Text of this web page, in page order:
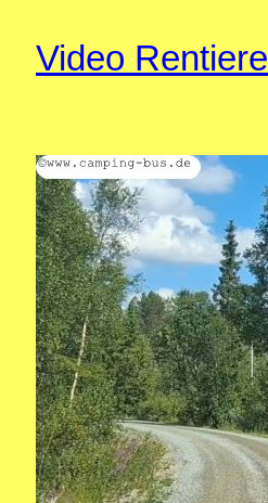
Video Rentiere